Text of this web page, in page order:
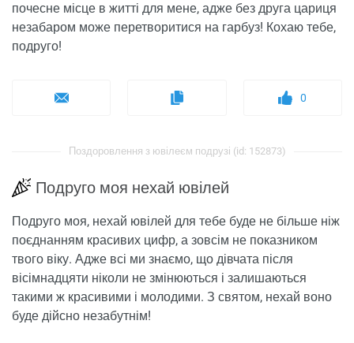
почесне місце в житті для мене, адже без друга цариця
незабаром може перетворитися на гарбуз! Кохаю тебе,
подруго!
0
Поздоровлення з ювілеєм подрузі (id: 152873)
Подруго моя нехай ювілей
Подруго моя, нехай ювілей для тебе буде не більше ніж
поєднанням красивих цифр, а зовсім не показником
твого віку. Адже всі ми знаємо, що дівчата після
вісімнадцяти ніколи не змінюються і залишаються
такими ж красивими і молодими. З святом, нехай воно
буде дійсно незабутнім!